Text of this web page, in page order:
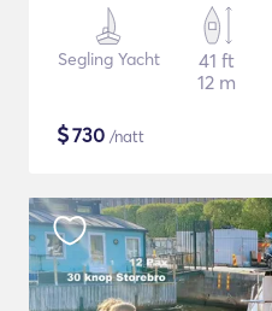
Segling Yacht
41 ft
12 m
$730 /natt